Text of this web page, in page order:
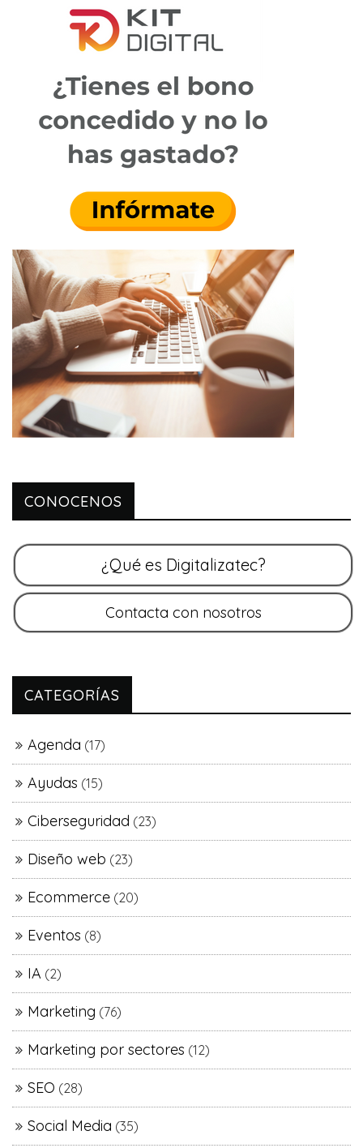
CONOCENOS
CATEGORÍAS
Agenda (17)
Ayudas (15)
Ciberseguridad (23)
Diseño web (23)
Ecommerce (20)
Eventos (8)
IA (2)
Marketing (76)
Marketing por sectores (12)
SEO (28)
Social Media (35)